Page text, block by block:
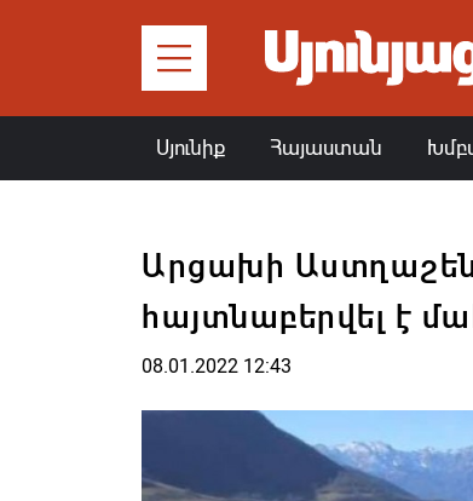
Սյունիք Հայաստան
Արցախի Աստղաշեն
հայտնաբերվել է
08.01.2022 12:43